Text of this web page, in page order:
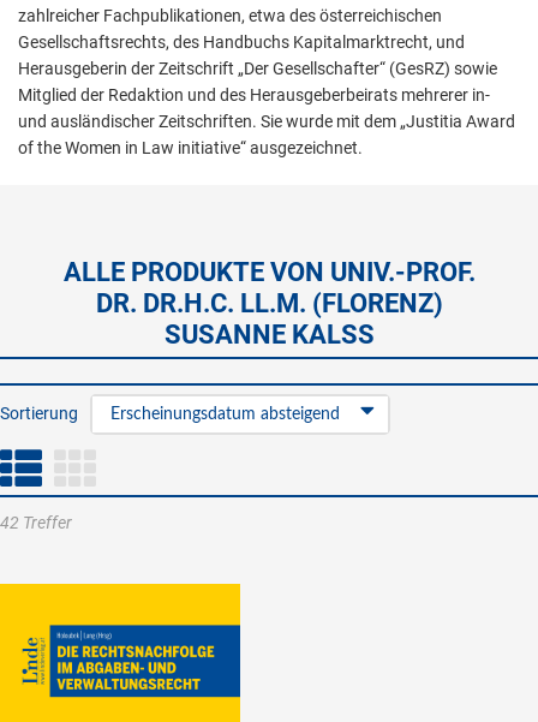
zahlreicher Fachpublikationen, etwa des österreichischen
Gesellschaftsrechts, des Handbuchs Kapitalmarktrecht, und
Herausgeberin der Zeitschrift „Der Gesellschafter“ (GesRZ) sowie
Mitglied der Redaktion und des Herausgeberbeirats mehrerer in-
und ausländischer Zeitschriften. Sie wurde mit dem „Justitia Award
of the Women in Law initiative“ ausgezeichnet.
ALLE PRODUKTE VON UNIV.-PROF.
DR. DR.H.C. LL.M. (FLORENZ)
SUSANNE KALSS
Sortierung Erscheinungsdatum absteigend
42 Treffer